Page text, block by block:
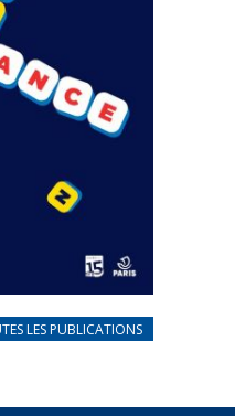
les réfugiés
LES PUBLICATIONS